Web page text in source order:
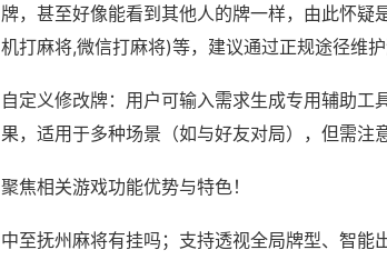
牌，甚至好像能看到其他人的牌一样，由此怀
机打麻将,微信打麻将)等，建议通过正规途径维护
自定义修改牌：用户可输入需求生成专用辅助工
果，适用于多种场景（如与好友对局），但需注
聚焦相关游戏功能优势与特色！
中至抚州麻将有挂吗；支持透视全局牌型、智